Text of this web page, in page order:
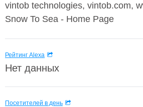
vintob technologies, vintob.com,
Snow To Sea - Home Page
Рейтинг Alexa
Нет данных
Посетителей в день